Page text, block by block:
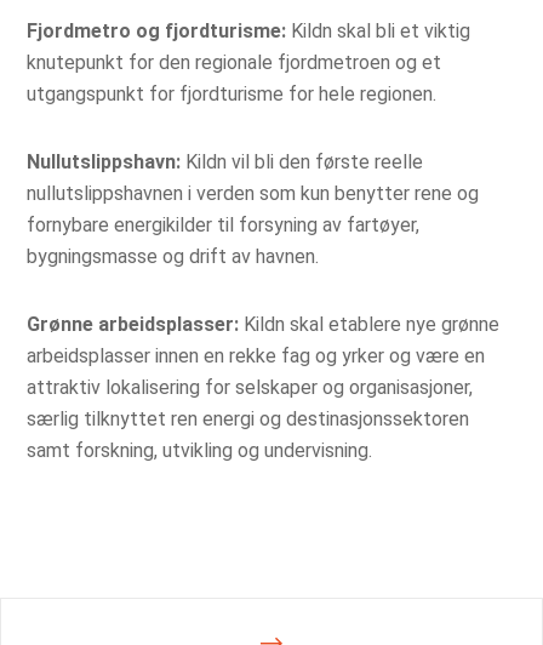
Fjordmetro og fjordturisme: Kildn skal bli et viktig
knutepunkt for den regionale fjordmetroen og et
utgangspunkt for fjordturisme for hele regionen.
Nullutslippshavn: Kildn vil bli den første reelle
nullutslippshavnen i verden som kun benytter rene og
fornybare energikilder til forsyning av fartøyer,
bygningsmasse og drift av havnen.
Grønne arbeidsplasser: Kildn skal etablere nye grønne
arbeidsplasser innen en rekke fag og yrker og være en
attraktiv lokalisering for selskaper og organisasjoner,
særlig tilknyttet ren energi og destinasjonssektoren
samt forskning, utvikling og undervisning.